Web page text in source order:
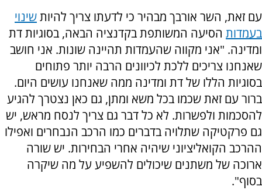
עם זאת, השר אורבך מבהיר כי לדעתו צריך להיותשינוי
בעמדות הסיעה המשותפת בקדנציה הבאה, בסוגיות דת
ומדינה. "אני מקווה שהעמדות תהיינה שונות. אני חושב
שאנחנו צריכים ללכת לכיוונים הרבה יותר פתוחים
בסוגיות הללו של דת ומדינה ממה שאנחנו עושים היום.
ברור עם זאת שכמו בכל משא ומתן, גם כאן נצטרך להגיע
להסכמות ולפשרות. לא כל דבר גם צריך לנסח מראש, יש
גם פרקטיקה שתלויה בדברים כמו הרכב הנבחרים ואפילו
ההרכב הקואליציוני שיהיה אחרי הבחירות. יש שורה
ארוכה של משתנים שיכולים להשפיע על מה שיקרה
בסוף".